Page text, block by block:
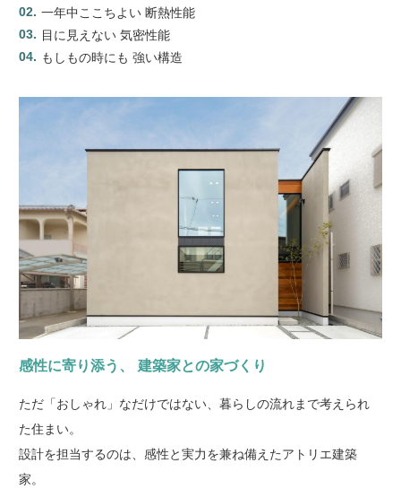
一年中ここちよい 断熱性能
目に見えない 気密性能
もしもの時にも 強い構造
感性に寄り添う、 建築家との家づくり
ただ「おしゃれ」なだけではない、暮らしの流れまで考えられ
た住まい。
設計を担当するのは、感性と実力を兼ね備えたアトリエ建築
家。